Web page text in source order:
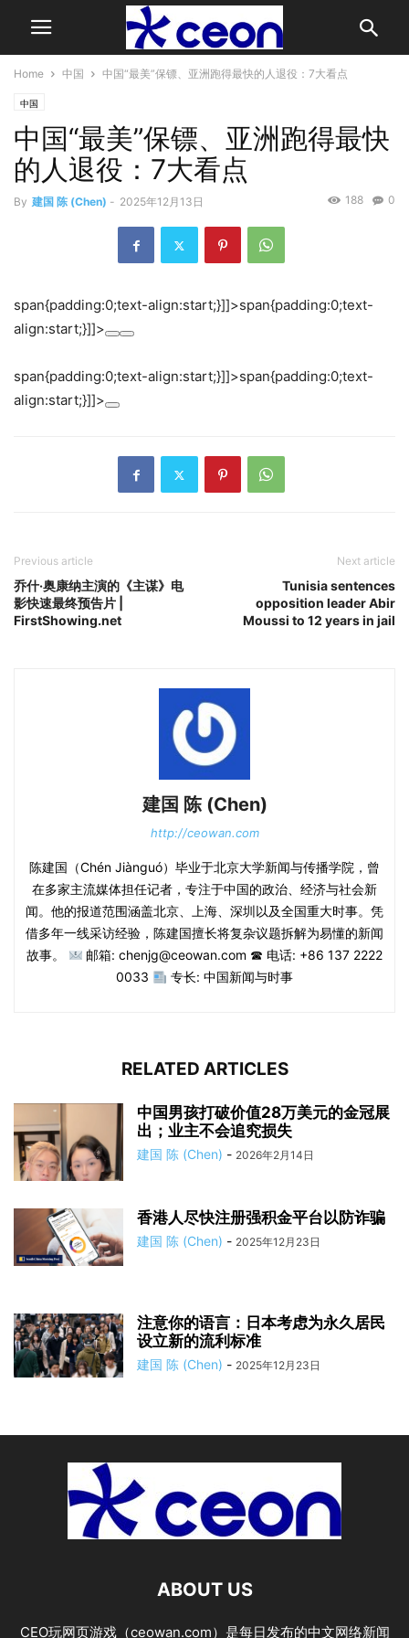
Home 中国 中国“最美”保镖、亚洲跑得最快的人退役：7大看点
中国
中国“最美”保镖、亚洲跑得最快
的人退役：7大看点
By 建国 陈 (Chen) - 2025年12月13日 0
188
span{padding:0;text-align:start;}]]>span{padding:0;text-
align:start;}]]>
span{padding:0;text-align:start;}]]>span{padding:0;text-
align:start;}]]>
Previous article
乔什·奥康纳主演的《主谋》电
影快速最终预告片 |
FirstShowing.net
Next article
Tunisia sentences
opposition leader Abir
Moussi to 12 years in jail
建国 陈 (Chen)
http://ceowan.com
陈建国（Chén Jiànguó）毕业于北京大学新闻与传播学院，曾
在多家主流媒体担任记者，专注于中国的政治、经济与社会新
闻。他的报道范围涵盖北京、上海、深圳以及全国重大时事。凭
借多年一线采访经验，陈建国擅长将复杂议题拆解为易懂的新闻
故事。
邮箱: chenjg@ceowan.com ☎ 电话: +86 137 2222
0033
专长: 中国新闻与时事
RELATED ARTICLES
中国男孩打破价值28万美元的金冠展
出；业主不会追究损失
建国 陈 (Chen) - 2026年2月14日
香港人尽快注册强积金平台以防诈骗
建国 陈 (Chen) - 2025年12月23日
注意你的语言：日本考虑为永久居民
设立新的流利标准
建国 陈 (Chen) - 2025年12月23日
ABOUT US
CEO玩网页游戏（ceowan.com）是每日发布的中文网络新闻